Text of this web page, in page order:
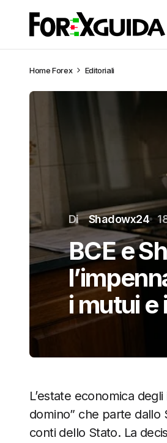
HomeForex Editoriali
Di Shadowx24
BCE e
i mutui e
L’estate economica
domino” che parte dallo
conti dello Stato. La